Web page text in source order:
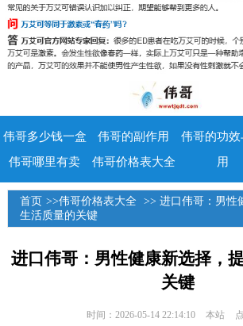
伟哥多少钱一盒 伟哥的副作用
伟哥的功效
用
伟哥哪里有卖
伟哥价格表大全
首页 >>伟哥价格表大全
>> 进口伟哥：男性
生活质量的关键
进口伟哥：男性健康新选择，
关键
时间：2026-05-14 22:14:10 本站